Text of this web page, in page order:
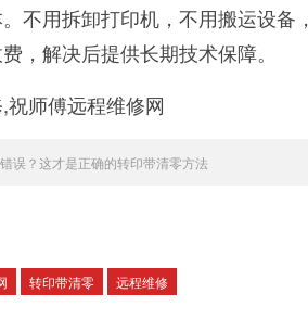
不用拆卸打印机，不用搬运设备，
，解决后提供长期技术保障。
师傅远程维修网
误？这才是正确的转印带清零方法
转印带清零 远程维修